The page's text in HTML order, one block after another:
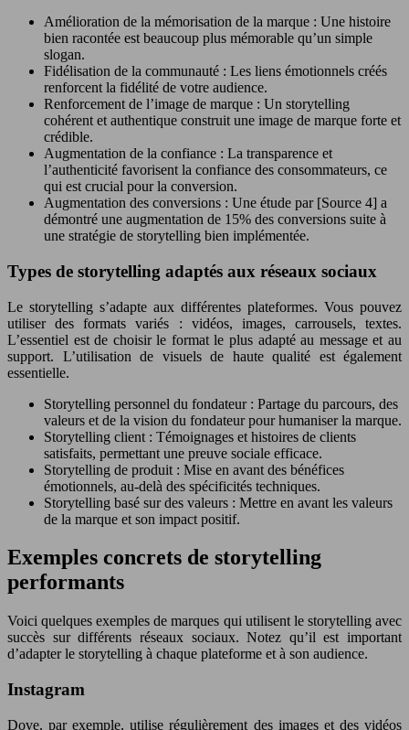
Amélioration de la mémorisation de la marque : Une histoire
bien racontée est beaucoup plus mémorable qu’un simple
slogan.
Fidélisation de la communauté : Les liens émotionnels créés
renforcent la fidélité de votre audience.
Renforcement de l’image de marque : Un storytelling
cohérent et authentique construit une image de marque forte et
crédible.
Augmentation de la confiance : La transparence et
l’authenticité favorisent la confiance des consommateurs, ce
qui est crucial pour la conversion.
Augmentation des conversions : Une étude par [Source 4] a
démontré une augmentation de 15% des conversions suite à
une stratégie de storytelling bien implémentée.
Types de storytelling adaptés aux réseaux sociaux
Le storytelling s’adapte aux différentes plateformes. Vous pouvez
utiliser des formats variés : vidéos, images, carrousels, textes.
L’essentiel est de choisir le format le plus adapté au message et au
support. L’utilisation de visuels de haute qualité est également
essentielle.
Storytelling personnel du fondateur : Partage du parcours, des
valeurs et de la vision du fondateur pour humaniser la marque.
Storytelling client : Témoignages et histoires de clients
satisfaits, permettant une preuve sociale efficace.
Storytelling de produit : Mise en avant des bénéfices
émotionnels, au-delà des spécificités techniques.
Storytelling basé sur des valeurs : Mettre en avant les valeurs
de la marque et son impact positif.
Exemples concrets de storytelling
performants
Voici quelques exemples de marques qui utilisent le storytelling avec
succès sur différents réseaux sociaux. Notez qu’il est important
d’adapter le storytelling à chaque plateforme et à son audience.
Instagram
Dove, par exemple, utilise régulièrement des images et des vidéos